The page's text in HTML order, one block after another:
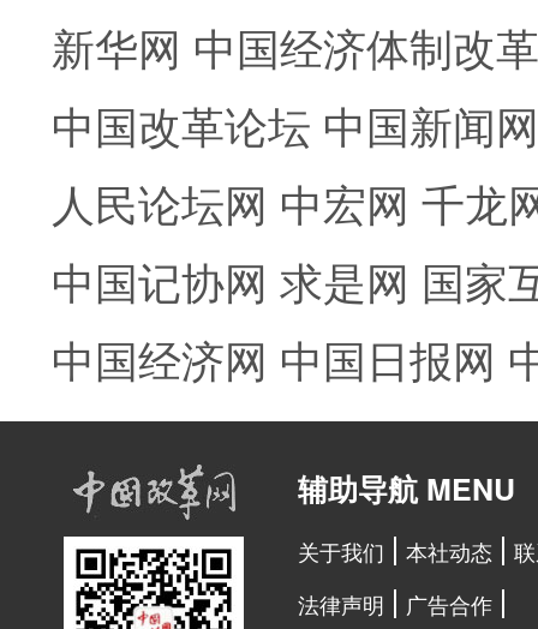
新华网 中国经济体制改
中国改革论坛 中国新闻网
人民论坛网 中宏网 千龙
中国记协网 求是网 国家
中国经济网 中国日报网
辅助导航 MENU
关于我们 本社动态
法律声明
广告合作